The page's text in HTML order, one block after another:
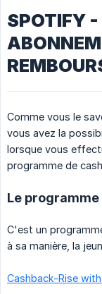
SPOTIFY -
Comme vous le
vous avez la
lorsque vous
programme de
Le programme
C'est un
à sa manière, la
Cashback-Rise